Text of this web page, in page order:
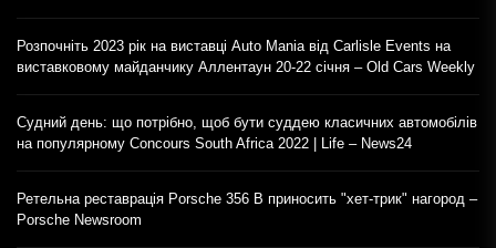
Розпочніть 2023 рік на виставці Auto Mania від Carlisle Events на
виставковому майданчику Аллентаун 20-22 січня – Old Cars Weekly
Судний день: що потрібно, щоб бути суддею класичних автомобілів
на популярному Concours South Africa 2022 | Life – News24
Ретельна реставрація Porsche 356 B приносить "хет-трик" нагород –
Porsche Newsroom